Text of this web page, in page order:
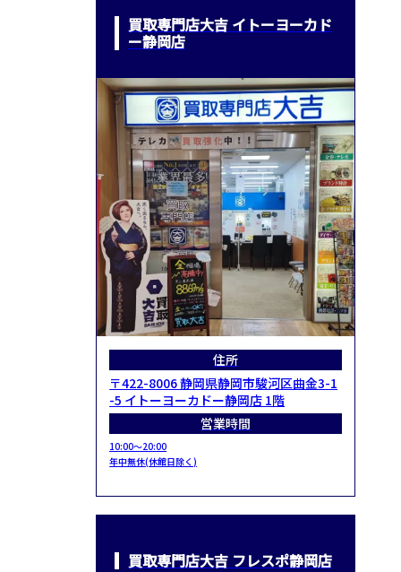
買取専門店大吉 イトーヨーカド
ー静岡店
住所
〒422-8006 静岡県静岡市駿河区曲金3-1
-5 イトーヨーカドー静岡店 1階
営業時間
10:00～20:00
年中無休(休館日除く)
買取専門店大吉 フレスポ静岡店